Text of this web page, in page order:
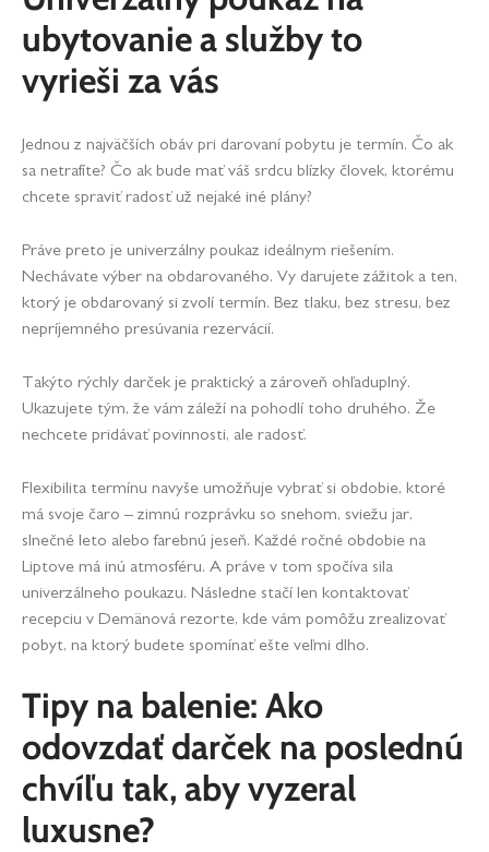
ubytovanie a služby to
vyrieši za vás
Jednou z najväčších obáv pri darovaní pobytu je termín. Čo ak
sa netrafíte? Čo ak bude mať váš srdcu blízky človek, ktorému
chcete spraviť radosť už nejaké iné plány?
Práve preto je univerzálny poukaz ideálnym riešením.
Nechávate výber na obdarovaného. Vy darujete zážitok a ten,
ktorý je obdarovaný si zvolí termín. Bez tlaku, bez stresu, bez
nepríjemného presúvania rezervácií.
Takýto rýchly darček je praktický a zároveň ohľaduplný.
Ukazujete tým, že vám záleží na pohodlí toho druhého. Že
nechcete pridávať povinnosti, ale radosť.
Flexibilita termínu navyše umožňuje vybrať si obdobie, ktoré
má svoje čaro – zimnú rozprávku so snehom, sviežu jar,
slnečné leto alebo farebnú jeseň. Každé ročné obdobie na
Liptove má inú atmosféru. A práve v tom spočíva sila
univerzálneho poukazu. Následne stačí len kontaktovať
recepciu v Demänová rezorte, kde vám pomôžu zrealizovať
pobyt, na ktorý budete spomínať ešte veľmi dlho.
Tipy na balenie: Ako
odovzdať darček na poslednú
chvíľu tak, aby vyzeral
luxusne?